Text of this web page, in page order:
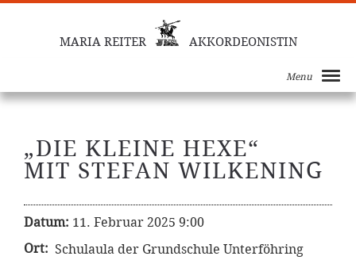
MARIA REITER AKKORDEONISTIN
Menu
„DIE KLEINE HEXE“
MIT STEFAN WILKENING
Datum: 11. Februar 2025 9:00
Ort: Schulaula der Grundschule Unterföhring